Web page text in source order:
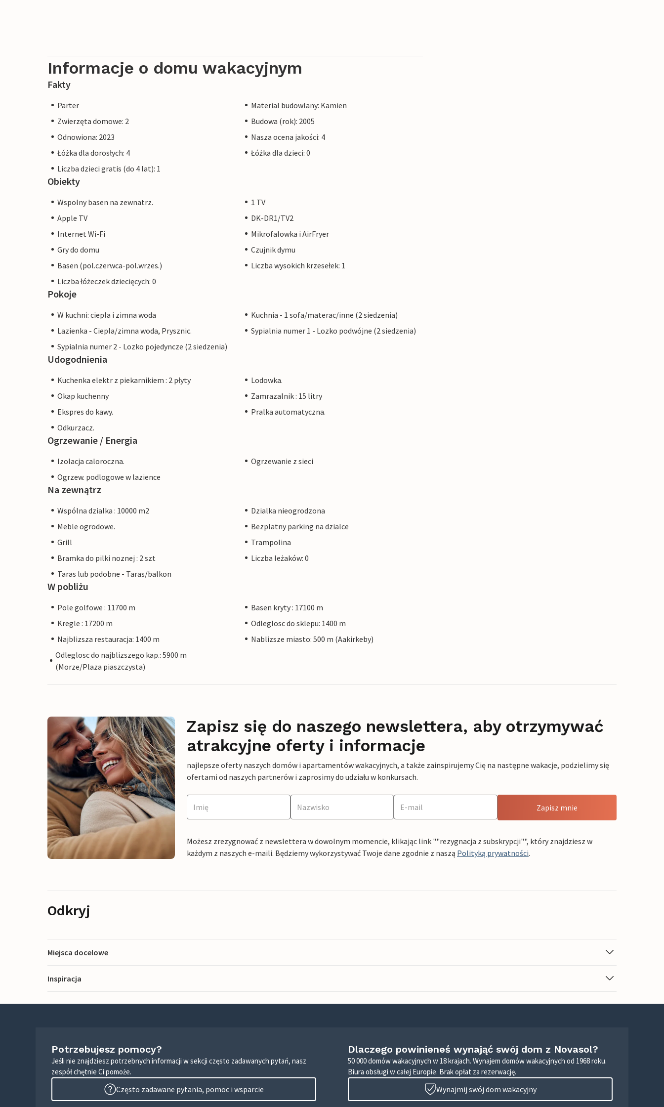
Informacje o domu wakacyjnym
Fakty
Parter
Material budowlany: Kamien
Zwierzęta domowe: 2
Budowa (rok): 2005
Odnowiona: 2023
Nasza ocena jakości: 4
Łóżka dla dorosłych: 4
Łóżka dla dzieci: 0
Liczba dzieci gratis (do 4 lat): 1
Obiekty
Wspolny basen na zewnatrz.
1 TV
Apple TV
DK-DR1/TV2
Internet Wi-Fi
Mikrofalowka i AirFryer
Gry do domu
Czujnik dymu
Basen (pol.czerwca-pol.wrzes.)
Liczba wysokich krzesełek: 1
Liczba łóżeczek dziecięcych: 0
Pokoje
W kuchni: ciepla i zimna woda
Kuchnia - 1 sofa/materac/inne (2 siedzenia)
Lazienka - Ciepla/zimna woda, Prysznic.
Sypialnia numer 1 - Lozko podwójne (2 siedzenia)
Sypialnia numer 2 - Lozko pojedyncze (2 siedzenia)
Udogodnienia
Kuchenka elektr z piekarnikiem : 2 płyty
Lodowka.
Okap kuchenny
Zamrazalnik : 15 litry
Ekspres do kawy.
Pralka automatyczna.
Odkurzacz.
Ogrzewanie / Energia
Izolacja caloroczna.
Ogrzewanie z sieci
Ogrzew. podlogowe w lazience
Na zewnątrz
Wspólna dzialka : 10000 m2
Dzialka nieogrodzona
Meble ogrodowe.
Bezplatny parking na dzialce
Grill
Trampolina
Bramka do pilki noznej : 2 szt
Liczba leżaków: 0
Taras lub podobne - Taras/balkon
W pobliżu
Pole golfowe : 11700 m
Basen kryty : 17100 m
Kregle : 17200 m
Odleglosc do sklepu: 1400 m
Najblizsza restauracja: 1400 m
Nablizsze miasto: 500 m (Aakirkeby)
Odleglosc do najblizszego kap.: 5900 m
(Morze/Plaza piaszczysta)
Zapisz się do naszego newslettera, aby otrzymywać
atrakcyjne oferty i informacje
najlepsze oferty naszych domów i apartamentów wakacyjnych, a także zainspirujemy Cię na następne wakacje, podzielimy się
ofertami od naszych partnerów i zaprosimy do udziału w konkursach.
Zapisz mnie
Możesz zrezygnować z newslettera w dowolnym momencie, klikając link ""rezygnacja z subskrypcji"", który znajdziesz w
każdym z naszych e-maili. Będziemy wykorzystywać Twoje dane zgodnie z naszą Polityką prywatności.
Odkryj
Miejsca docelowe
Inspiracja
Potrzebujesz pomocy?
Jeśli nie znajdziesz potrzebnych informacji w sekcji często zadawanych pytań, nasz
zespół chętnie Ci pomoże.
Często zadawane pytania, pomoc i wsparcie
Dlaczego powinieneś wynająć swój dom z Novasol?
50 000 domów wakacyjnych w 18 krajach. Wynajem domów wakacyjnych od 1968 roku.
Biura obsługi w całej Europie. Brak opłat za rezerwację.
Wynajmij swój dom wakacyjny